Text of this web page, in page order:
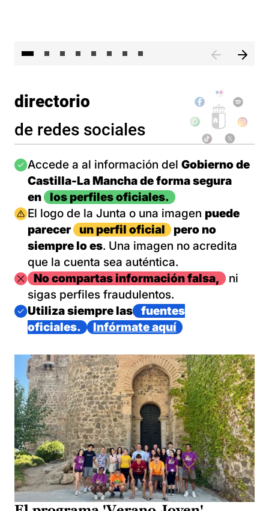
directorio
de redes sociales
Imagen
Accede a al información del Gobierno de
Castilla-La Mancha de forma segura
en
los perfiles oficiales.
Imagen
El logo de la Junta o una imagen puede
parecer
un perfil oficial
pero no
siempre lo es. Una imagen no acredita
que la cuenta sea auténtica.
ImagenNo compartas información falsa,
ni
sigas perfiles fraudulentos.
Imagen
Utiliza siempre las
fuentes
oficiales.
Infórmate aquí